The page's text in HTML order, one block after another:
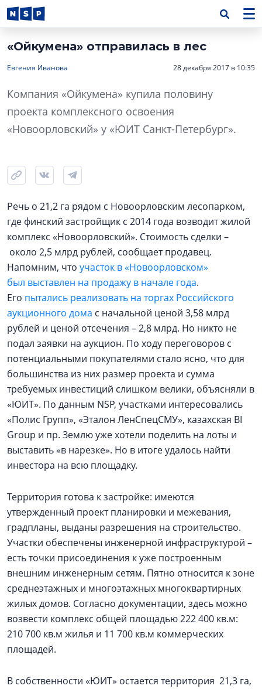
«Ойкумена» отправилась в лес
Евгения Иванова 28 декабря 2017 в 10:35
Компания «Ойкумена» купила половину
проекта комплексного освоения
«Новоорловский» у «ЮИТ Санкт-Петербург».
Речь о 21,2 га рядом с Новоорловским лесопарком,
где финский застройщик с 2014 года возводит жилой
комплекс «Новоорловский». Стоимость сделки –
около 2,5 млрд рублей, сообщает продавец.
Напомним, что участок в «Новоорловском»
был выставлен на продажу в начале года.
Его пытались реализовать на торгах Российского
аукционного дома с начальной ценой 3,58 млрд
рублей и ценой отсечения – 2,8 млрд. Но никто не
подал заявки на аукцион. По ходу переговоров с
потенциальными покупателями стало ясно, что для
большинства из них размер проекта и сумма
требуемых инвестиций слишком велики, объясняли в
«ЮИТ». По данным NSP, участками интересовались
«Полис Групп», «Эталон ЛенСпецСМУ», казахская BI
Group и пр. Землю уже хотели поделить на лоты и
выставить «в нарезке». Но в итоге удалось найти
инвестора на всю площадку.
Территория готова к застройке: имеются
утвержденный проект планировки и межевания,
градпланы, выданы разрешения на строительство.
Участки обеспечены инженерной инфраструктурой –
есть точки присоединения к уже построенным
внешним инженерным сетям. Пятно относится к зоне
среднеэтажных и многоэтажных многоквартирных
жилых домов. Согласно документации, здесь можно
возвести комплекс общей площадью 222 400 кв.м:
210 700 кв.м жилья и 11 700 кв.м коммерческих
площадей.
В собственности «ЮИТ» остается территория 21,3 га,